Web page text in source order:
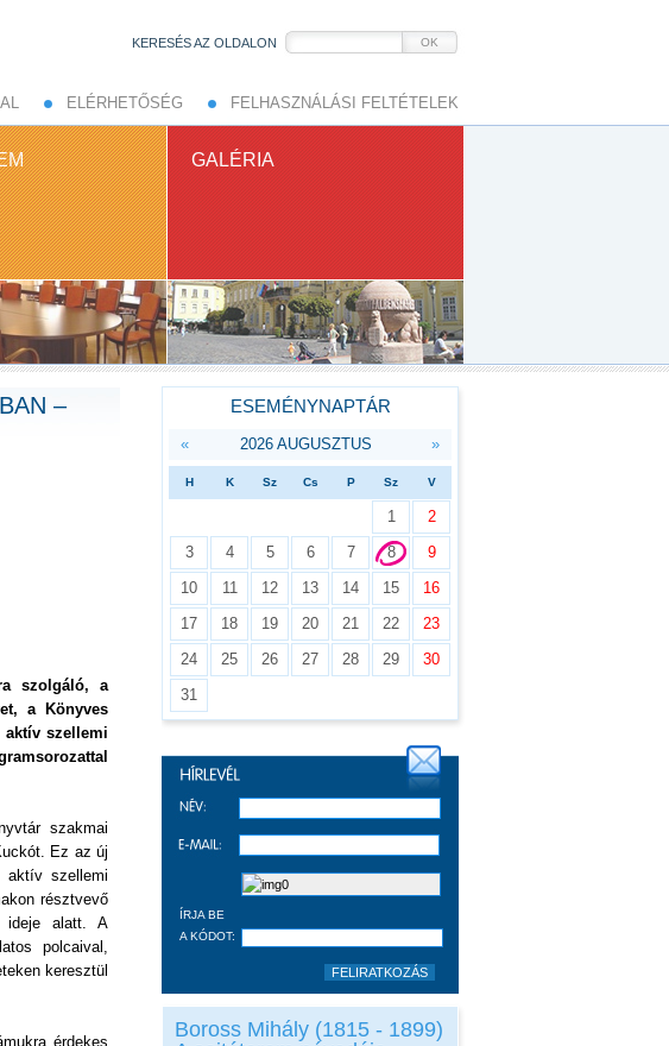
KERESÉS AZ OLDALON OK
ELÉRHETŐSÉG FELHASZNÁLÁSI FELTÉTELEK
GALÉRIA
–
szolgáló, a
a Könyves
aktív szellemi
szakmai
Ez az új
aktív szellemi
résztvevő
ideje alatt. A
polcaival,
keresztül
érdekes
ESEMÉNYNAPTÁR
« 2026 AUGUSZTUS »
H K Sz Cs P Sz V
1
2
3
4 5 6 7 8
9
10
11 12 13 14 15
16
17
18 19 20 21 22
23
24
25 26 27 28 29
30
31
ÍRJA BE
A KÓDOT:
Boross Mihály (1815 - 1899)